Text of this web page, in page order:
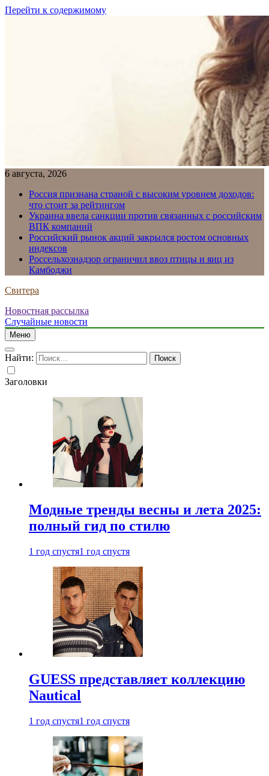
Перейти к содержимому
6 августа, 2026
Россия признана страной с высоким уровнем доходов:
что стоит за рейтингом
Украина ввела санкции против связанных с российским
ВПК компаний
Российский рынок акций закрылся ростом основных
индексов
Россельхознадзор ограничил ввоз птицы и яиц из
Камбоджи
Свитера
Новостная рассылка
Случайные новости
Меню
Найти:
Заголовки
Модные тренды весны и лета 2025:
полный гид по стилю
1 год спустя1 год спустя
GUESS представляет коллекцию
Nautical
1 год спустя1 год спустя